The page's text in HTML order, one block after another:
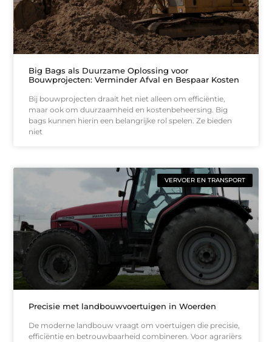
Big Bags als Duurzame Oplossing voor
Bouwprojecten: Verminder Afval en Bespaar Kosten
Bij bouwprojecten draait het niet alleen om efficiëntie,
maar ook om duurzaamheid en kostenbeheersing. Big
bags kunnen hierin een belangrijke rol spelen. Ze bieden
niet
VERVOER EN TRANSPORT
Precisie met landbouwvoertuigen in Woerden
De moderne landbouw vraagt om voertuigen die precisie,
efficiëntie en betrouwbaarheid combineren. Voor agrariërs